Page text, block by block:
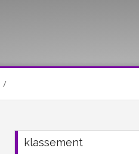
/
klassement